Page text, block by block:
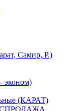
Самир, Р.)
эконом)
(КАРАТ)